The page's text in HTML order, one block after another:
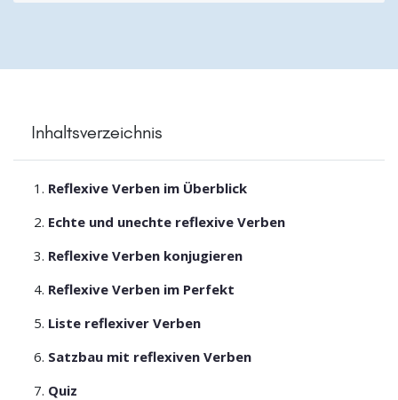
Inhaltsverzeichnis
Reflexive Verben im Überblick
Echte und unechte reflexive Verben
Reflexive Verben konjugieren
Reflexive Verben im Perfekt
Liste reflexiver Verben
Satzbau mit reflexiven Verben
Quiz